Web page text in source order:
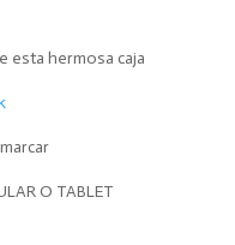
esta hermosa caja
O TABLET